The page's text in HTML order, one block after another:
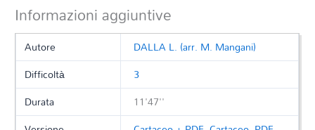
Informazioni aggiuntive
Autore
DALLA L. (arr. M. Mangani)
Difficoltà
3
Durata
11'47''